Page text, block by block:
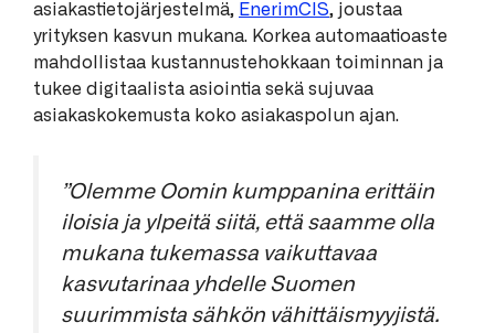
asiakastietojärjestelmä, EnerimCIS, joustaa
yrityksen kasvun mukana. Korkea automaatioaste
mahdollistaa kustannustehokkaan toiminnan ja
tukee digitaalista asiointia sekä sujuvaa
asiakaskokemusta koko asiakaspolun ajan.
”Olemme Oomin kumppanina erittäin
iloisia ja ylpeitä siitä, että saamme olla
mukana tukemassa vaikuttavaa
kasvutarinaa yhdelle Suomen
suurimmista sähkön vähittäismyyjistä.